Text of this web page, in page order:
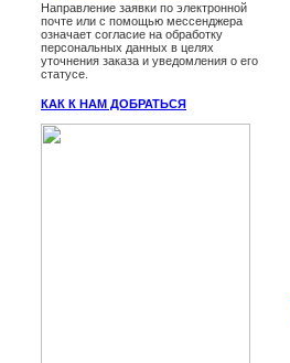
Направление заявки по электронной
почте или с помощью мессенджера
означает согласие на обработку
персональных данных в целях
уточнения заказа и уведомления о его
статусе.
КАК К НАМ ДОБРАТЬСЯ